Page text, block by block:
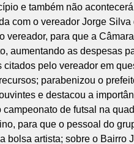
e também não
com o vereador Jorge
para que a
aumentando as despesas
pelo vereador em
parabenizou o
e destacou a
de futsal na
para que o pessoal do
artista; sobre o